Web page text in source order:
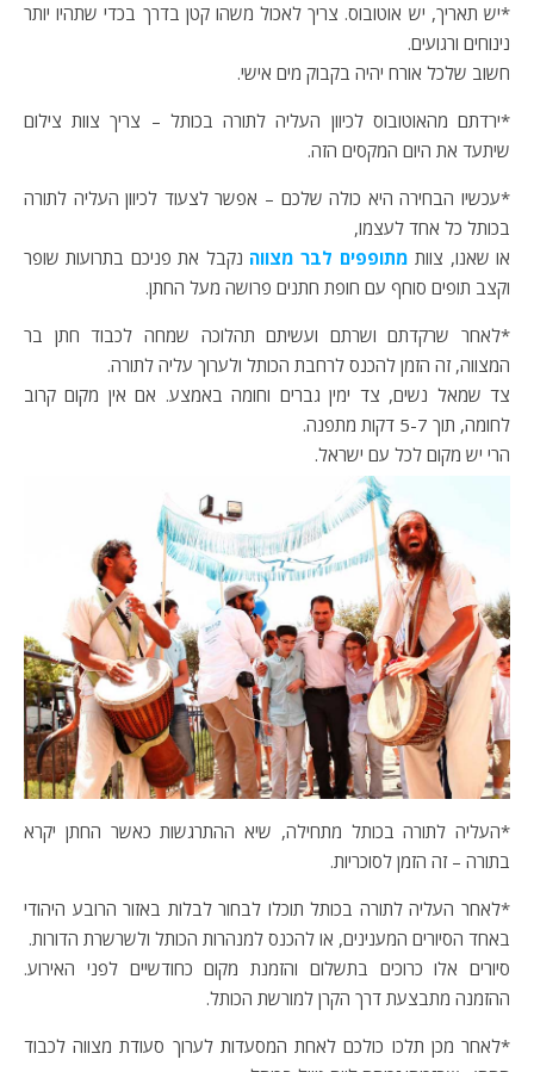
*יש תאריך, יש אוטובוס. צריך לאכול משהו קטן בדרך בכדי שתהיו יותר
נינוחים ורגועים.
חשוב שלכל אורח יהיה בקבוק מים אישי.
*ירדתם מהאוטובוס לכיוון העליה לתורה בכותל – צריך צוות צילום
שיתעד את היום המקסים הזה.
*עכשיו הבחירה היא כולה שלכם – אפשר לצעוד לכיוון העליה לתורה
בכותל כל אחד לעצמו,
או שאנו, צוות מתופפים לבר מצווה נקבל את פניכם בתרועות שופר
וקצב תופים סוחף עם חופת חתנים פרושה מעל החתן.
*לאחר שרקדתם ושרתם ועשיתם תהלוכה שמחה לכבוד חתן בר
המצווה, זה הזמן להכנס לרחבת הכותל ולערוך עליה לתורה.
צד שמאל נשים, צד ימין גברים וחומה באמצע. אם אין מקום קרוב
לחומה, תוך 5-7 דקות מתפנה.
הרי יש מקום לכל עם ישראל.
*העליה לתורה בכותל מתחילה, שיא ההתרגשות כאשר החתן יקרא
בתורה – זה הזמן לסוכריות.
*לאחר העליה לתורה בכותל תוכלו לבחור לבלות באזור הרובע היהודי
באחד הסיורים המענינים, או להכנס למנהרות הכותל ולשרשרת הדורות.
סיורים אלו כרוכים בתשלום והזמנת מקום כחודשיים לפני האירוע.
ההזמנה מתבצעת דרך הקרן למורשת הכותל.
*לאחר מכן תלכו כולכם לאחת המסעדות לערוך סעודת מצווה לכבוד